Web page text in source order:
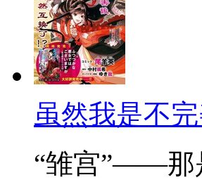
虽然我是不
“雏宫”——那